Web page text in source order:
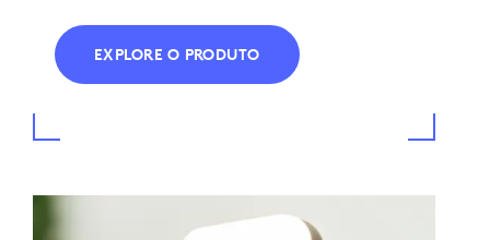
EXPLORE O PRODUTO